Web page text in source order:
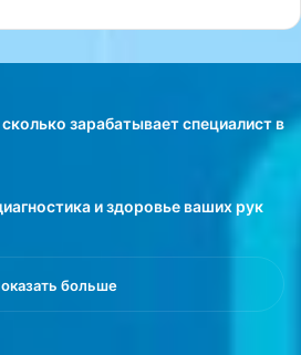
зарабатывает специалист в
и здоровье ваших рук
больше